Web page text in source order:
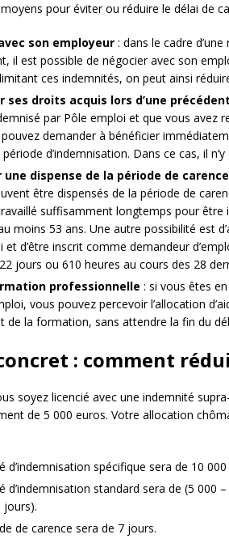
pour éviter ou réduire le délai de
son employeur : dans le cadre
il est possible de négocier avec son
ces indemnités, on peut ainsi
ses droits acquis lors d’une
par Pôle emploi et que vous avez
demander à bénéficier
d’indemnisation. Dans ce cas, il
une dispense de la période de carence
être dispensés de la période de
suffisamment longtemps pour être
moins 53 ans. Une autre possibilité est
et d’être inscrit comme demandeur
jours ou 610 heures au cours des 28
professionnelle : si vous êtes
vous pouvez percevoir l’allocation
de la formation, sans attendre la fin du
: comment
soyez licencié avec une indemnité
de 5 000 euros. Votre allocation
d’indemnisation spécifique sera de 10
d’indemnisation standard sera de (5 000
jours).
de carence sera de 7 jours.